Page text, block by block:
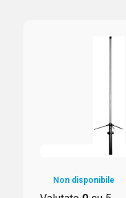
Non disponibile